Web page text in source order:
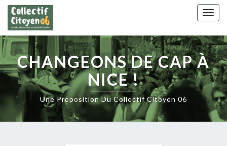
Skip
content
CHANGEONS DE CAP À
NICE !
Une Proposition Du Collectif Citoyen 06